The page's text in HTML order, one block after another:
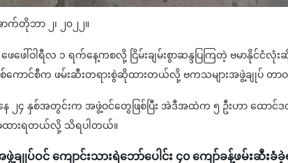
က်တိုဘာ ၂၊ ၂၀၂၂။
ေါ်ဝါရီလ ၁ ရက်နေ့ကစလို့ ငြိမ်းချမ်းစွာဆန္ဒပြကြတဲ့ ဗမာနိုင်ငံလုံးဆို
စ်ကောင်စီက ဖမ်းဆီးတရားစွဲဆိုထားတယ်လို့ ဗကသများအဖွဲ့ချုပ်
၂၄ နှစ်အတွင်းက အဖွဲ့ဝင်တွေဖြစ်ပြီး အဲဒီအထဲက ၅ ဦးဟာ ထောင်
ထားရတယ်လို့ သိရပါတယ်။
ချုပ်ဝင် ကျောင်းသားရဲဘော်ပေါင်း ၄၀ ကျော်ခန့်ဖမ်းဆီး